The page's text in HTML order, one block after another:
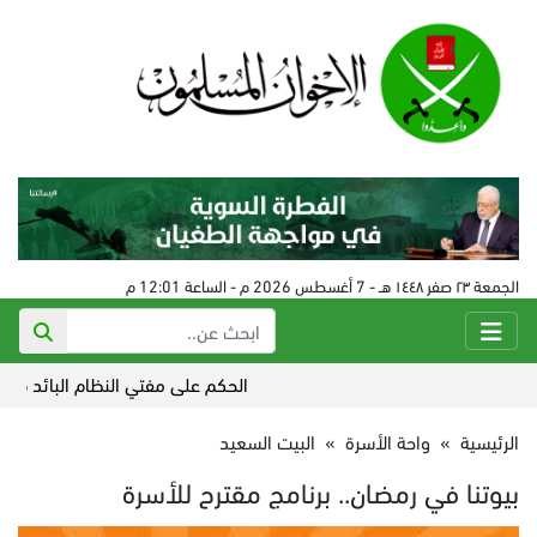
الجمعة ٢٣ صفر ١٤٤٨ هـ - 7 أغسطس 2026 م - الساعة 12:01 م
الحكم على مفتي النظام البائد في سورية 24
الرئيسية » واحة الأسرة » البيت السعيد
بيوتنا في رمضان.. برنامج مقترح للأسرة